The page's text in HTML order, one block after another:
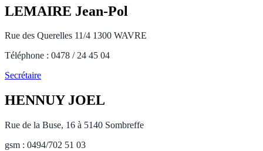
LEMAIRE Jean-Pol
Rue des Querelles 11/4 1300 WAVRE
Téléphone : 0478 / 24 45 04
Secrétaire
HENNUY JOEL
Rue de la Buse, 16 à 5140 Sombreffe
gsm : 0494/702 51 03